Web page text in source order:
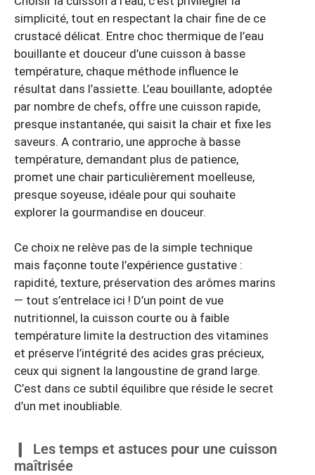
simplicité, tout en respectant la chair fine de ce
crustacé délicat. Entre choc thermique de l’eau
bouillante et douceur d’une cuisson à basse
température, chaque méthode influence le
résultat dans l’assiette. L’eau bouillante, adoptée
par nombre de chefs, offre une cuisson rapide,
presque instantanée, qui saisit la chair et fixe les
saveurs. A contrario, une approche à basse
température, demandant plus de patience,
promet une chair particulièrement moelleuse,
presque soyeuse, idéale pour qui souhaite
explorer la gourmandise en douceur.
Ce choix ne relève pas de la simple technique
mais façonne toute l’expérience gustative :
rapidité, texture, préservation des arômes marins
— tout s’entrelace ici ! D’un point de vue
nutritionnel, la cuisson courte ou à faible
température limite la destruction des vitamines
et préserve l’intégrité des acides gras précieux,
ceux qui signent la langoustine de grand large.
C’est dans ce subtil équilibre que réside le secret
d’un met inoubliable.
Les temps et astuces pour une cuisson
maîtrisée